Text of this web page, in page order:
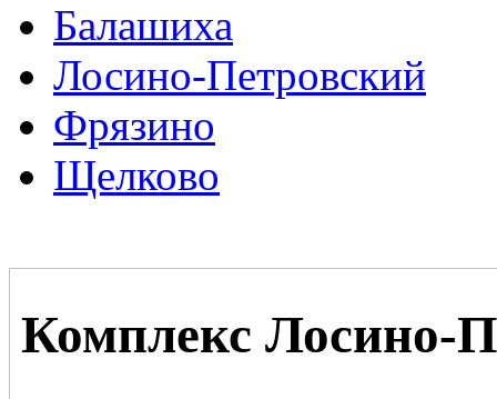
Балашиха
Лосино-Петровский
Фрязино
Щелково
Комплекс Лосино-